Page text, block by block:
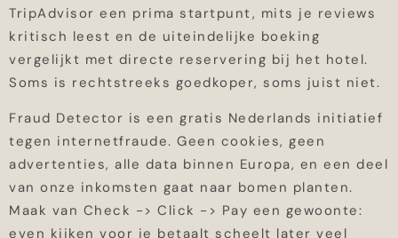
TripAdvisor een prima startpunt, mits je reviews
kritisch leest en de uiteindelijke boeking
vergelijkt met directe reservering bij het hotel.
Soms is rechtstreeks goedkoper, soms juist niet.
Fraud Detector is een gratis Nederlands initiatief
tegen internetfraude. Geen cookies, geen
advertenties, alle data binnen Europa, en een deel
van onze inkomsten gaat naar bomen planten.
Maak van Check -> Click -> Pay een gewoonte:
even kijken voor je betaalt scheelt later veel